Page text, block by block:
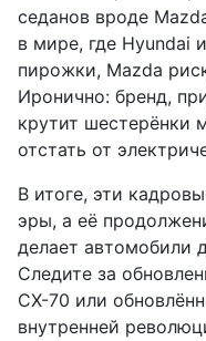
седанов вроде
в мире, где Hyundai
пирожки, Mazda
Иронично: бренд,
крутит шестерёнки
отстать от
В итоге, эти
эры, а её
делает автомобили
Следите за
CX-70 или
внутренней